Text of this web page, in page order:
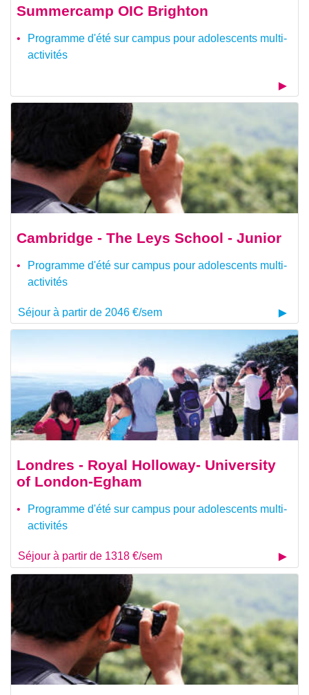
Summercamp OIC Brighton
Programme d'été sur campus pour adolescents multi-
activités
Cambridge - The Leys School - Junior
Programme d'été sur campus pour adolescents multi-
activités
Séjour à partir de 2046 €/sem
Londres - Royal Holloway- University
of London-Egham
Programme d'été sur campus pour adolescents multi-
activités
Séjour à partir de 1318 €/sem